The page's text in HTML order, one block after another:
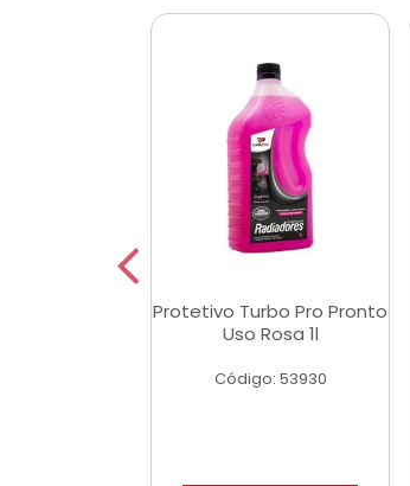
Protetivo Turbo Pro Pronto
Uso Rosa 1l
Código: 53930